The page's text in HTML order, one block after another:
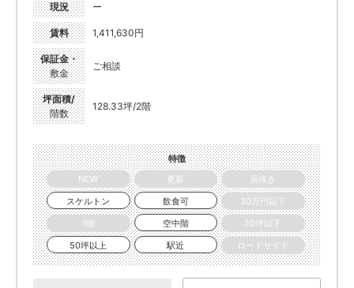
現況 ー
賃料 1,411,630円
保証金・
敷金
ご相談
坪面積/
階数
128.33坪/2階
特徴
NEW
更新
居抜き
スケルトン
飲食可
30万円以下
1階
空中階
20坪以下
50坪以上
駅近 ロードサイド